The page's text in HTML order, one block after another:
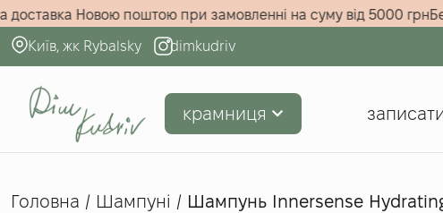
доставка Новою поштою при замовленні на суму від
Київ, жк Rybalsky dimkudriv
крамниця
Головна / Шампуні / Шампунь Innersense